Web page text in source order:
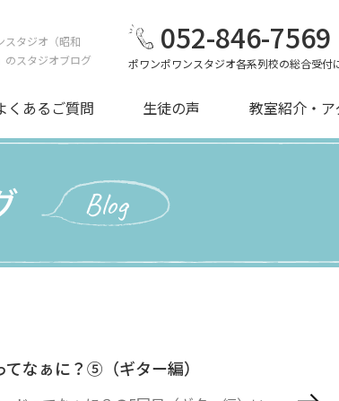
スタジオ（昭和
のスタジオブログ
052-846-7569
ポワンポワンスタジオ各系列校の総合受付
くあるご質問 生徒の声 教室紹介・ア
Blog
てなぁに？⑤（ギター編）